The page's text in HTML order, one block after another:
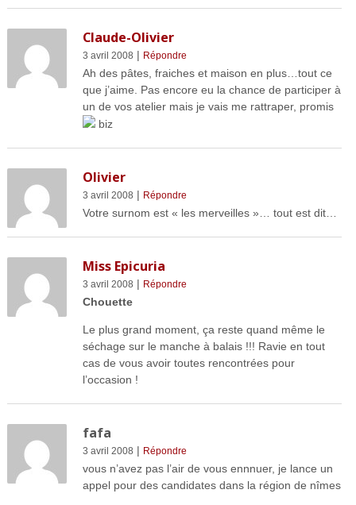
Claude-Olivier
3 avril 2008 | Répondre
Ah des pâtes, fraiches et maison en plus…tout ce
que j’aime. Pas encore eu la chance de participer à
un de vos atelier mais je vais me rattraper, promis
biz
Olivier
3 avril 2008 | Répondre
Votre surnom est « les merveilles »… tout est dit…
Miss Epicuria
3 avril 2008 | Répondre
Chouette
Le plus grand moment, ça reste quand même le
séchage sur le manche à balais !!! Ravie en tout
cas de vous avoir toutes rencontrées pour
l’occasion !
fafa
3 avril 2008 | Répondre
vous n’avez pas l’air de vous ennnuer, je lance un
appel pour des candidates dans la région de nîmes